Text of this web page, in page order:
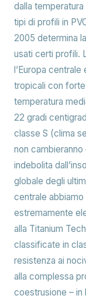
dalla
tipi di profili in
2005 determina
usati certi profili.
l’Europa
tropicali con
temperatura
22 gradi
classe S (clima
non
indebolita
globale degli
centrale
estremamente
alla Titanium
classificate in
resistenza ai
alla complessa
coestrusione – in